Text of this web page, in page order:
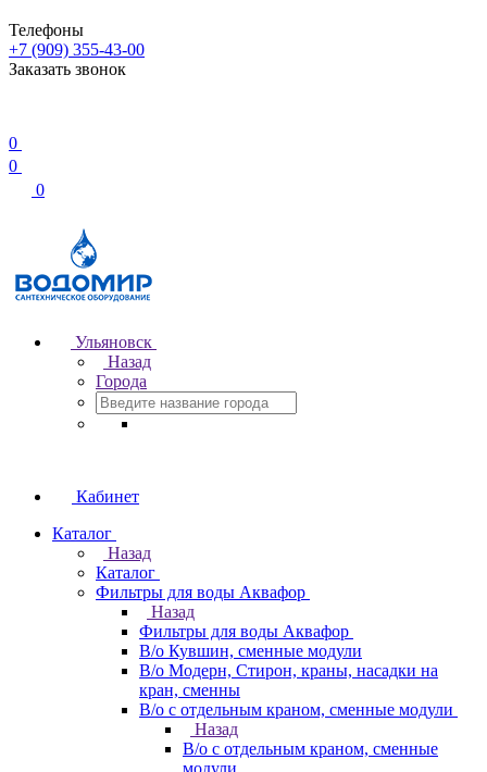
Телефоны
+7 (909) 355-43-00
Заказать звонок
0
0
0
Ульяновск
Назад
Города
Кабинет
Каталог
Назад
Каталог
Фильтры для воды Аквафор
Назад
Фильтры для воды Аквафор
В/о Кувшин, сменные модули
В/о Модерн, Стирон, краны, насадки на
кран, сменны
В/о с отдельным краном, сменные модули
Назад
В/о с отдельным краном, сменные
модули